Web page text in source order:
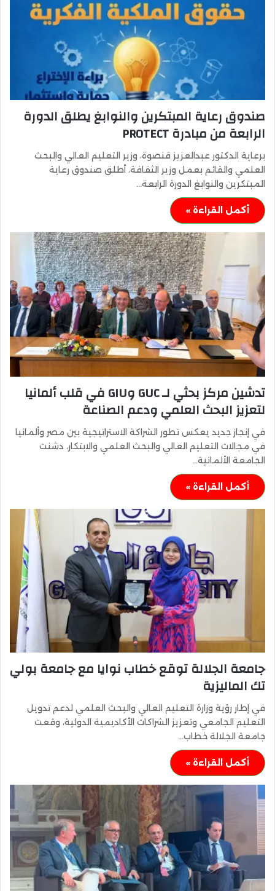
صندوق رعاية المبتكرين والنوابغ يطلق الدورة
الرابعة من مبادرة PROTECT
برعاية الدكتور عبدالعزيز قنصوة، وزير التعليم العالي والبحث
العلمي والقائم بعمل وزير الثقافة، أطلق صندوق رعاية
المبتكرين والنوابغ الدورة الرابعة…
أكمل القراءة »
تدشين مركز بحثي لـ GUC وGIU في قلب ألمانيا
لتعزيز البحث العلمي ودعم الصناعة
في إنجاز جديد يعكس تطور الشراكة الاستراتيجية بين مصر وألمانيا
في مجالات التعليم العالي والبحث العلمي والابتكار، دشنت
الجامعة الألمانية…
أكمل القراءة »
جامعة الجلالة توقع خطاب نوايا مع جامعة بولي
تك الماليزية
في إطار رؤية وزارة التعليم العالي والبحث العلمي لدعم تدويل
التعليم الجامعي وتعزيز الشراكات الأكاديمية الدولية، وقعت
جامعة الجلالة خطاب…
أكمل القراءة »